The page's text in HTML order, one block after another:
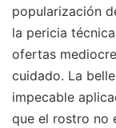
popularización
la pericia
ofertas
cuidado. La
impecable
que el rostro no